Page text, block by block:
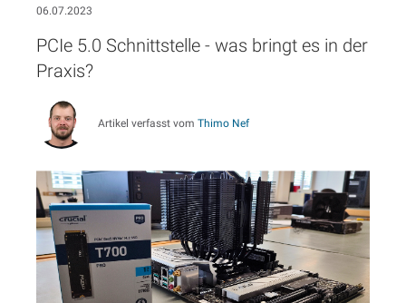
06.07.2023
PCIe 5.0 Schnittstelle - was bringt es in der
Praxis?
Artikel verfasst vom Thimo Nef